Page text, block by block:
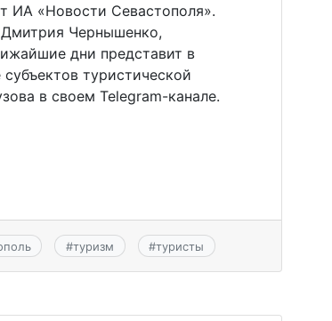
ИА «Новости Севастополя».
Чернышенко,
дни представит в
туристической
в своем Telegram-канале.
#туризм #туристы